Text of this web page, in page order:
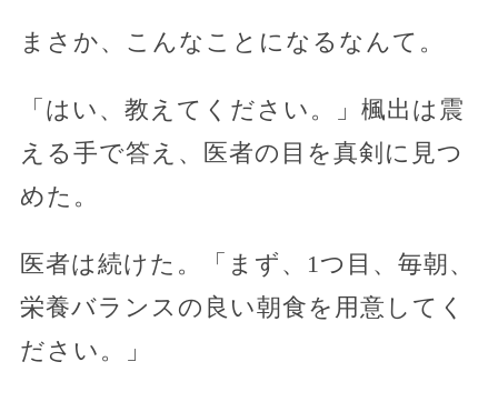
まさか、こんなことになるなんて。
「はい、教えてください。」楓出は震
える手で答え、医者の目を真剣に見つ
めた。
医者は続けた。「まず、1つ目、毎朝、
栄養バランスの良い朝食を用意してく
ださい。」